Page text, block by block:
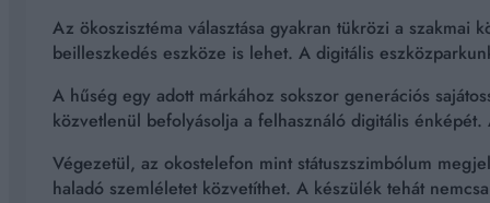
Az ökoszisztéma választása gyakran tükrözi a szakmai
beilleszkedés eszköze is lehet. A digitális
A hűség egy adott márkához sokszor generációs
közvetlenül befolyásolja a felhasználó digitális
Végezetül, az okostelefon mint státuszszimbólum
haladó szemléletet közvetíthet. A készülék tehát